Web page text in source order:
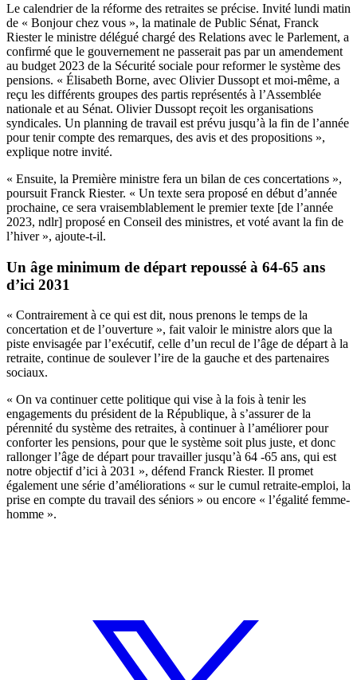
Le calendrier de la réforme des retraites se précise. Invité lundi matin
de « Bonjour chez vous », la matinale de Public Sénat, Franck
Riester le ministre délégué chargé des Relations avec le Parlement, a
confirmé que le gouvernement ne passerait pas par un amendement
au budget 2023 de la Sécurité sociale pour reformer le système des
pensions. « Élisabeth Borne, avec Olivier Dussopt et moi-même, a
reçu les différents groupes des partis représentés à l’Assemblée
nationale et au Sénat. Olivier Dussopt reçoit les organisations
syndicales. Un planning de travail est prévu jusqu’à la fin de l’année
pour tenir compte des remarques, des avis et des propositions »,
explique notre invité.
« Ensuite, la Première ministre fera un bilan de ces concertations »,
poursuit Franck Riester. « Un texte sera proposé en début d’année
prochaine, ce sera vraisemblablement le premier texte [de l’année
2023, ndlr] proposé en Conseil des ministres, et voté avant la fin de
l’hiver », ajoute-t-il.
Un âge minimum de départ repoussé à 64-65 ans
d’ici 2031
« Contrairement à ce qui est dit, nous prenons le temps de la
concertation et de l’ouverture », fait valoir le ministre alors que la
piste envisagée par l’exécutif, celle d’un recul de l’âge de départ à la
retraite, continue de soulever l’ire de la gauche et des partenaires
sociaux.
« On va continuer cette politique qui vise à la fois à tenir les
engagements du président de la République, à s’assurer de la
pérennité du système des retraites, à continuer à l’améliorer pour
conforter les pensions, pour que le système soit plus juste, et donc
rallonger l’âge de départ pour travailler jusqu’à 64 -65 ans, qui est
notre objectif d’ici à 2031 », défend Franck Riester. Il promet
également une série d’améliorations « sur le cumul retraite-emploi, la
prise en compte du travail des séniors » ou encore « l’égalité femme-
homme ».